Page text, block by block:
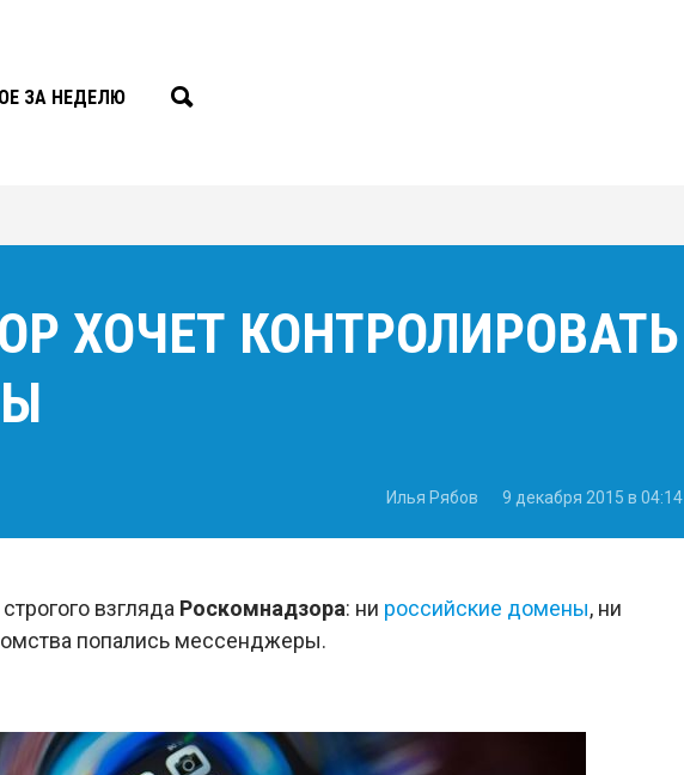
ЗА НЕДЕЛЮ
ХОЧЕТ КОНТРОЛИРОВАТЬ
Илья Рябов 9 декабря 2015 в 04:14
взгляда Роскомнадзора: ни российские домены, ни
попались мессенджеры.